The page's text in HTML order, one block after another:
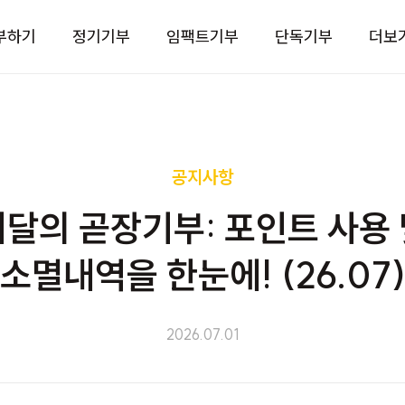
하기 정기기부 임팩트기부 단독기부 더보
공지사항
의 곧장기부: 포인트 사용
소멸내역을 한눈에! (26.07)
2026.07.01